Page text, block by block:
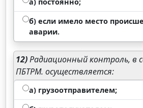
б) если имело место
аварии.
12)Радиационный контроль, в
ПБТРМ. осуществляется:
а) грузоотправителем;